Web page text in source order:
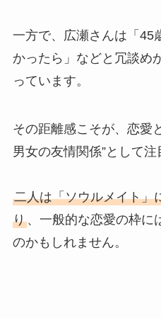
一方で、広瀬さんは「45
かったら」などと冗談め
っています。
その距離感こそが、恋愛
男女の友情関係”として注
二人は「ソウルメイト」
り、一般的な恋愛の枠に
のかもしれません。